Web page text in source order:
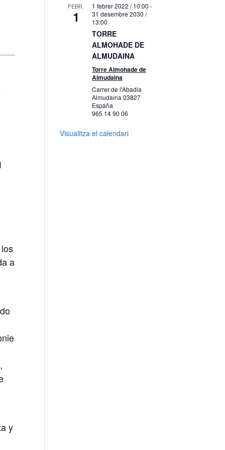
a
y
FEBR.
1
1 febrer 2022 / 10:00 -
31 desembre 2030 /
13:00
TORRE
ALMOHADE DE
ALMUDAINA
Torre Almohade de
Almudaina
Carrer de l'Abadia
Almudaina03827
España
965 14 90 06
Visualitza el calendari